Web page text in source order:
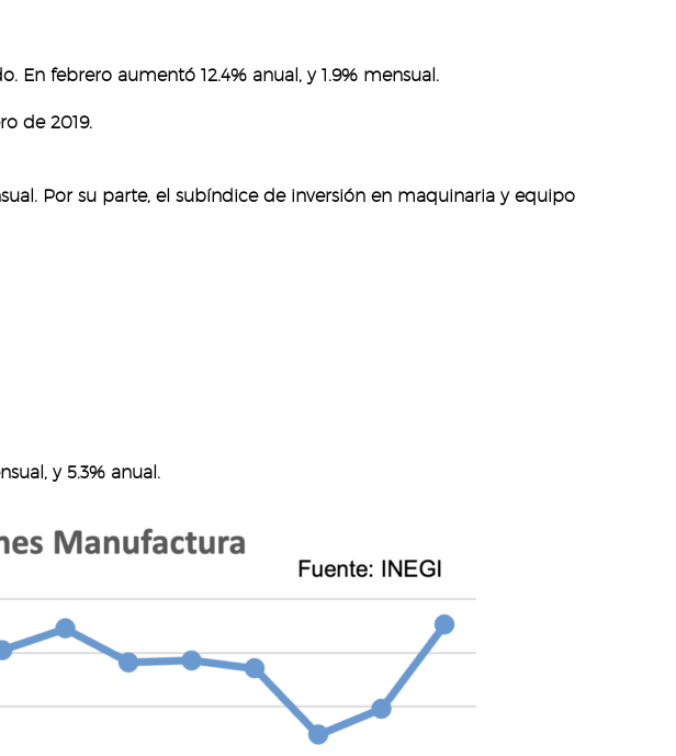
En febrero aumentó 12.4% anual, y 1.9% mensual.
de 2019.
Por su parte, el subíndice de inversión en maquinaria y equipo
y 5.3% anual.